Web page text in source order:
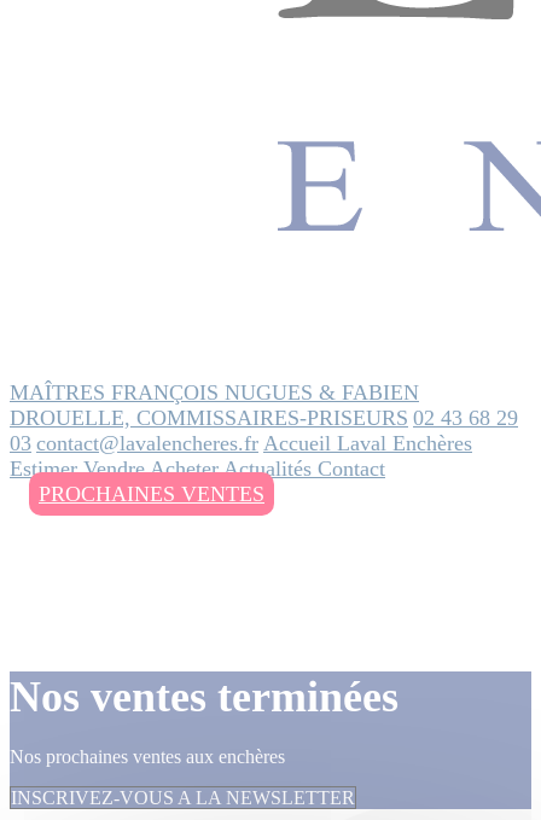
MAÎTRES FRANÇOIS NUGUES & FABIEN
DROUELLE, COMMISSAIRES-PRISEURS 02 43 68 29
03 contact@lavalencheres.fr Accueil Laval Enchères
EstimerVendreAcheterActualités Contact
PROCHAINES VENTES
Nos ventes terminées
Nos prochaines ventes aux enchères
INSCRIVEZ-VOUS A LA NEWSLETTER